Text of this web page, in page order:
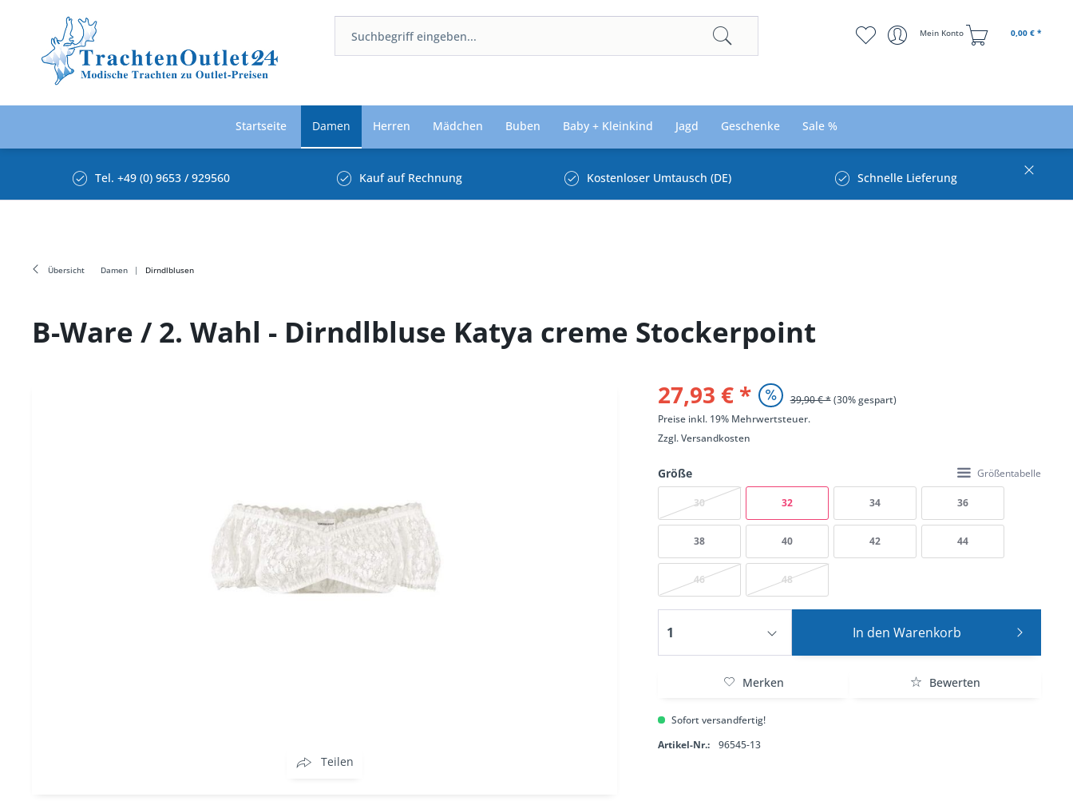
Mein Konto 0,00 € *
Startseite Damen Herren Mädchen Buben Baby + Kleinkind Jagd Geschenke Sale %
Tel. +49 (0) 9653 / 929560 Kauf auf Rechnung Kostenloser Umtausch (DE) Schnelle Lieferung
Übersicht Damen Dirndlblusen
B-Ware / 2. Wahl - Dirndlbluse Katya creme Stockerpoint
Teilen
27,93 € * 39,90 € *(30% gespart)
Preise inkl. 19% Mehrwertsteuer.
Zzgl.Versandkosten
Größe Größentabelle
30 32 34 36
38 40 42 44
46 48
In den Warenkorb
Merken Bewerten
Sofort versandfertig!
Artikel-Nr.:
96545-13